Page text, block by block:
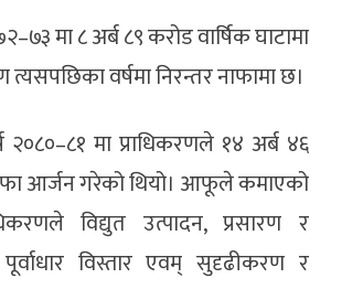
मा ८ अर्ब ८९ करोड वार्षिक घाटामा
त्यसपछिका वर्षमा निरन्तर नाफामा छ।
मा प्राधिकरणले १४ अर्ब ४६
आर्जन गरेको थियो। आफूले कमाएको
विद्युत उत्पादन, प्रसारण र
विस्तार एवम् सुदृढीकरण र